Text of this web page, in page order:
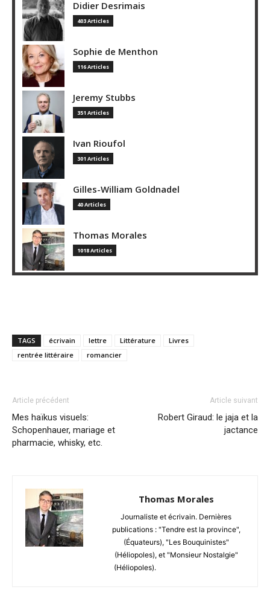
Didier Desrimais
403 Articles
Sophie de Menthon
116 Articles
Jeremy Stubbs
351 Articles
Ivan Rioufol
301 Articles
Gilles-William Goldnadel
40 Articles
Thomas Morales
1018 Articles
TAGS écrivain lettre Littérature
Livres
rentrée littéraire
romancier
Article précédent
Mes haïkus visuels:
Schopenhauer, mariage et
pharmacie, whisky, etc.
Article suivant
Robert Giraud: le jaja et la
jactance
Thomas Morales
Journaliste et écrivain. Dernières
publications : "Tendre est la province",
(Équateurs), "Les Bouquinistes"
(Héliopoles), et "Monsieur Nostalgie"
(Héliopoles).